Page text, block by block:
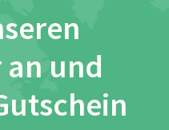
und